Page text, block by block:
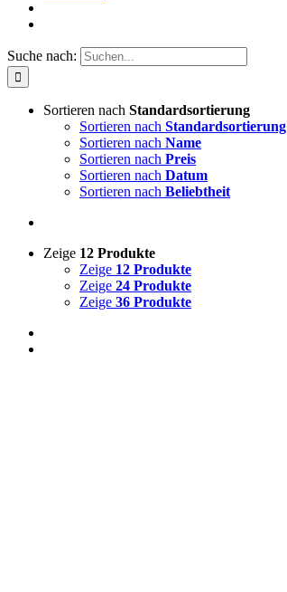
Suche nach:
Sortieren nach Standardsortierung
Sortieren nach Standardsortierung
Sortieren nach Name
Sortieren nach Preis
Sortieren nach Datum
Sortieren nach Beliebtheit
Zeige 12 Produkte
Zeige 12 Produkte
Zeige 24 Produkte
Zeige 36 Produkte